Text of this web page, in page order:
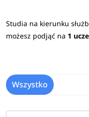
Studia na kierunku
możesz podjąć na 1
Wszystko